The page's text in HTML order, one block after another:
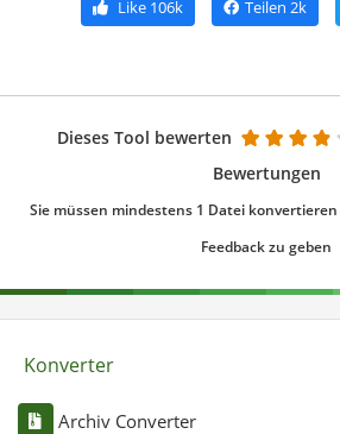
Like 106k Teilen 2k
Dieses Tool bewerten
Bewertungen
Sie müssen mindestens 1 Datei
Feedback zu geben
Konverter
Archiv Converter